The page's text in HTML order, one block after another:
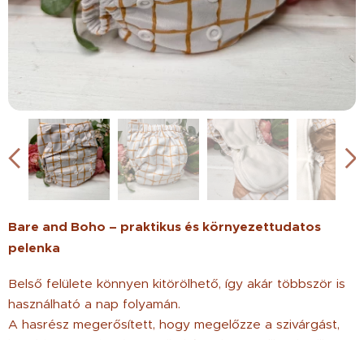
Bare and Boho – praktikus és környezettudatos
pelenka
Belső felülete könnyen kitörölhető, így akár többször is
használható a nap folyamán.
A hasrész megerősített, hogy megelőzze a szivárgást,